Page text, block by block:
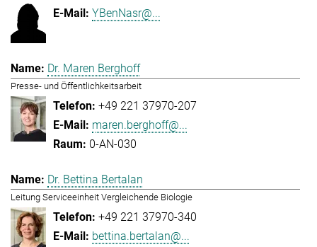
YBenNasr@...
Dr. Maren Berghoff
Presse- und Öffentlichkeitsarbeit
+49 221 37970-207
maren.berghoff@...
0-AN-030
Dr. Bettina Bertalan
Leitung Serviceeinheit Vergleichende Biologie
+49 221 37970-340
bettina.bertalan@...